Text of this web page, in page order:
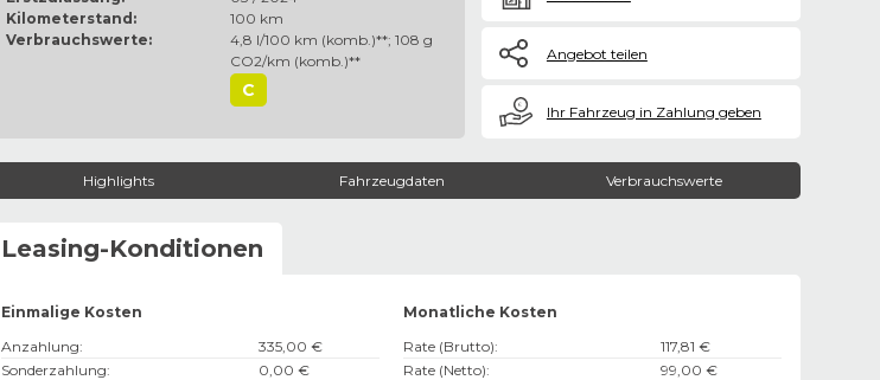
Kilometerstand:
100 km
Verbrauchswerte:
4,8 l/100 km (komb.)**; 108 g
CO2/km (komb.)**
C
Angebot teilen
€ Ihr Fahrzeug in Zahlung geben
Highlights Fahrzeugdaten Verbrauchswerte
Leasing-Konditionen
Einmalige Kosten
Anzahlung:
335,00 €
Sonderzahlung:
0,00 €
Monatliche Kosten
Rate (Brutto):
117,81 €
Rate (Netto):
99,00 €